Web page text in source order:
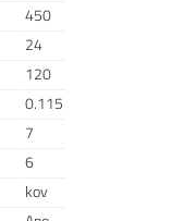
450
24
120
0.115
7
6
kov